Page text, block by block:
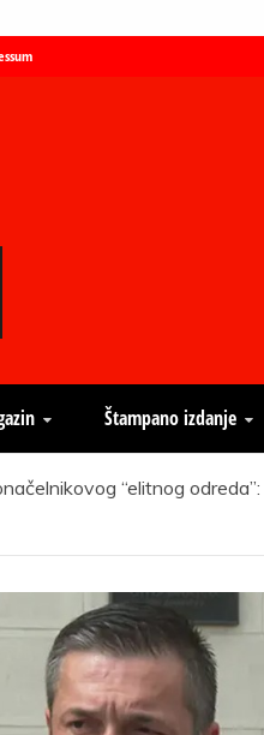
Štampano izdanje
“elitnog